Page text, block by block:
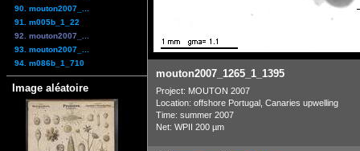
90. mouton2007_...
91. m005b_1_22
92. mouton2007_...
93. mouton2007_...
94. m086b_1_710
Image aléatoire
mouton2007_1265_1_1395
Project: MOUTON 2007
Location: offshore Portugal, Canaries upwelling
Time: summer 2007
Net: WPII 200 µm